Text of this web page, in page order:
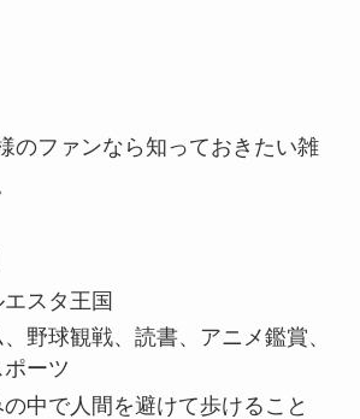
のファンなら知っておきたい雑
スタ王国
野球観戦、読書、アニメ鑑賞、
ーツ
中で人間を避けて歩けること